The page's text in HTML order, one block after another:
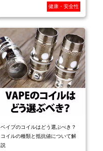
健康・安全性
ベイプのコイルはどう選ぶべき？
コイルの種類と抵抗値について解
説